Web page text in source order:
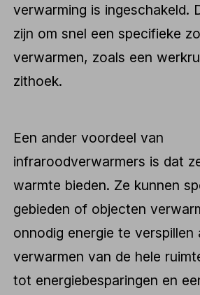
verwarming is ingeschakeld.
zijn om snel een specifieke
verwarmen, zoals een
zithoek.
Een ander voordeel van
infraroodverwarmers is dat
warmte bieden. Ze kunnen
gebieden of objecten
onnodig energie te verspillen
verwarmen van de hele
tot energiebesparingen en